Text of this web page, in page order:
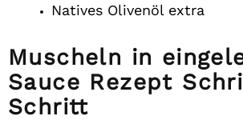
Natives Olivenöl extra
Muscheln in
Sauce Rezept
Schritt